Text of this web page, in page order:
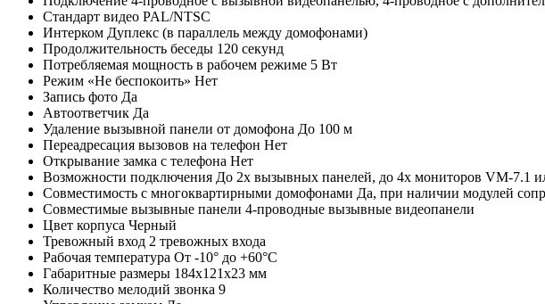
Стандарт видео PAL/NTSC
Интерком Дуплекс (в параллель между домофонами)
Продолжительность беседы 120 секунд
Потребляемая мощность в рабочем режиме 5 Вт
Режим «Не беспокоить» Нет
Запись фото Да
Автоответчик Да
Удаление вызывной панели от домофона До 100 м
Переадресация вызовов на телефон Нет
Открывание замка с телефона Нет
Возможности подключения До 2х вызывных панелей, до 4х мониторов VM-7.1
Совместимость с многоквартирными домофонами Да, при наличии модулей
Совместимые вызывные панели 4-проводные вызывные видеопанели
Цвет корпуса Черный
Тревожный вход 2 тревожных входа
Рабочая температура От -10° до +60°С
Габаритные размеры 184х121х23 мм
Количество мелодий звонка 9